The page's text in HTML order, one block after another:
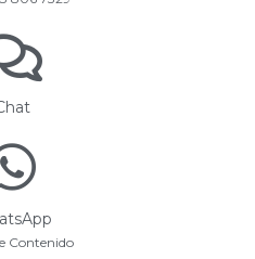
Contenido